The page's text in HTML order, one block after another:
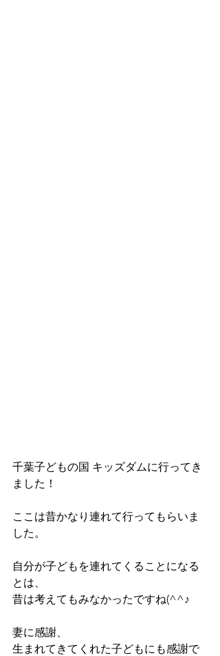
千葉子どもの国 キッズダムに行ってき
ました！
ここは昔かなり連れて行ってもらいま
した。
自分が子どもを連れてくることになる
とは、
昔は考えてもみなかったですね(^^♪
妻に感謝、
生まれてきてくれた子どもにも感謝で